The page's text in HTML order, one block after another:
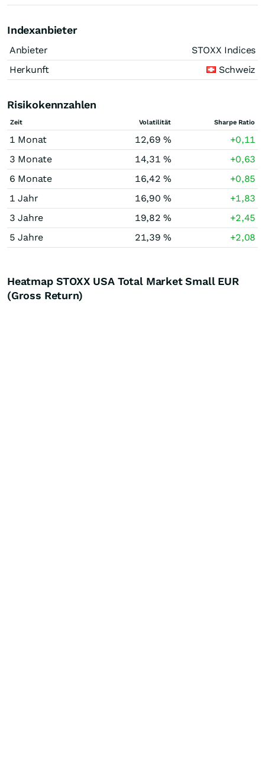
Indexanbieter
Anbieter
STOXX Indices
Herkunft
Schweiz
Risikokennzahlen
Zeit Volatilität Sharpe Ratio
1 Monat 12,69 %
+0,11
3 Monate
14,31 %
+0,63
6 Monate
16,42 %
+0,85
1 Jahr
16,90 %
+1,83
3 Jahre
19,82 %
+2,45
5 Jahre
21,39 % +2,08
Heatmap STOXX USA Total Market Small EUR
(Gross Return)